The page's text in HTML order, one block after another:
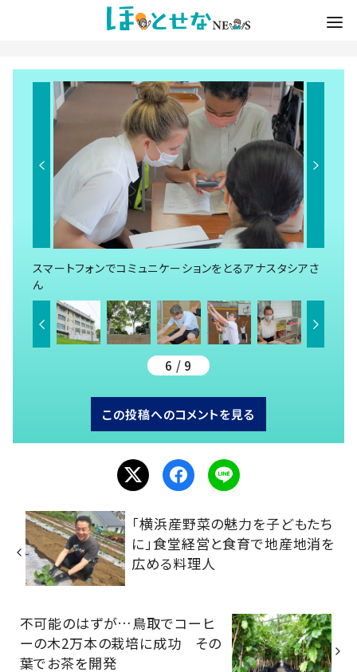
スマートフォンでコミュニケーションをとるアナスタシアさ
ん
6 / 9
この投稿へのコメントを見る
「横浜産野菜の魅力を子どもたち
に」食堂経営と食育で地産地消を
広める料理人
不可能のはずが…鳥取でコーヒ
ーの木2万本の栽培に成功 その
葉でお茶を開発